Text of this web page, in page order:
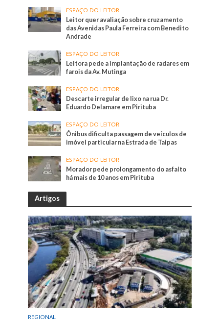
ESPAÇO DO LEITOR
Leitor quer avaliação sobre cruzamento
das Avenidas Paula Ferreira com Benedito
Andrade
ESPAÇO DO LEITOR
Leitora pede a implantação de radares em
farois da Av. Mutinga
ESPAÇO DO LEITOR
Descarte irregular de lixo na rua Dr.
Eduardo Delamare em Pirituba
ESPAÇO DO LEITOR
Ônibus dificulta passagem de veículos de
imóvel particular na Estrada de Taipas
ESPAÇO DO LEITOR
Morador pede prolongamento do asfalto
há mais de 10 anos em Pirituba
Artigos
REGIONAL